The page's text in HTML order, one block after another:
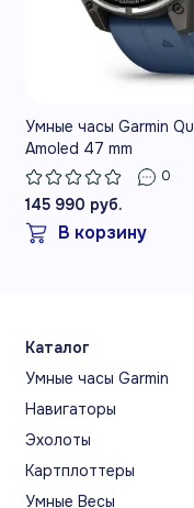
СВОЙ
МОРСКАЯ
Герметичные
Умные часы Garmin
Amoled 47 mm
0
145 990 руб.
В корзину
Каталог
Умные часы Garmin
Навигаторы
Эхолоты
Картплоттеры
Умные Весы